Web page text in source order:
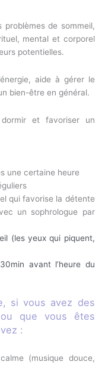
problèmes de sommeil,
mental et corporel
potentielles.
aide à gérer le
bien-être en général.
et favoriser un
une certaine heure
qui favorise la détente
un sophrologue par
(les yeux qui piquent,
avant l’heure du
si vous avez des
ou que vous êtes
:
(musique douce,